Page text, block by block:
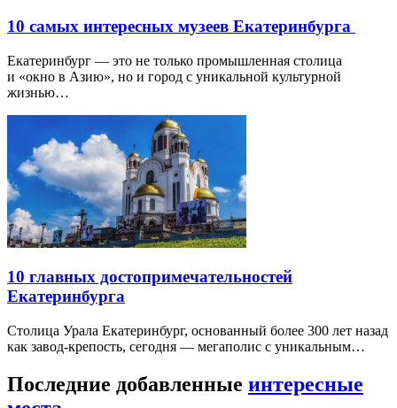
10 самых интересных музеев Екатеринбурга
Екатеринбург — это не только промышленная столица
и «окно в Азию», но и город с уникальной культурной
жизнью…
10 главных достопримечательностей
Екатеринбурга
Столица Урала Екатеринбург, основанный более 300 лет назад
как завод-крепость, сегодня — мегаполис с уникальным…
Последние добавленные интересные